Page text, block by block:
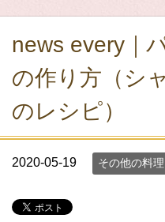
news every｜
の作り方（シ
のレシピ）
2020-05-19 その他の料理